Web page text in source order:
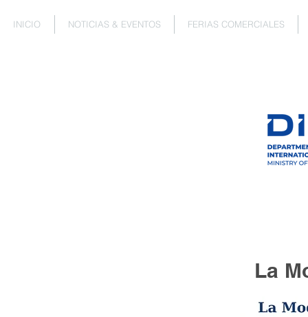
INICIO NOTICIAS & EVENTOS FERIAS COMERCIALES
La